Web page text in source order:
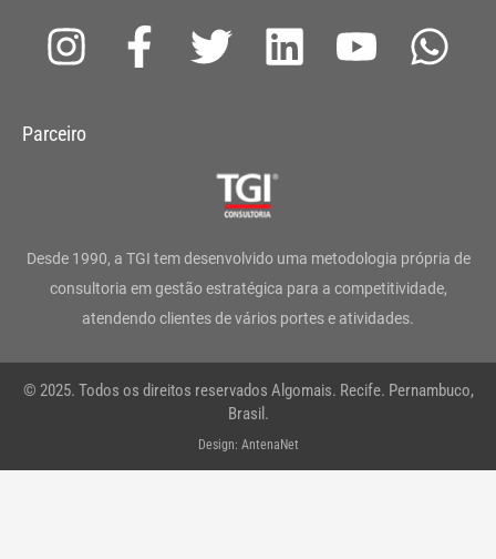
I
s
g
r
a
m
F
a
o
o
k
-
T
t
e
r
L
d
i
n
Y
b
e
W
a
p
Parceiro
Desde 1990, a TGI tem desenvolvido uma metodologia própria de
consultoria em gestão estratégica para a competitividade,
atendendo clientes de vários portes e atividades.
© 2025. Todos os direitos reservados Algomais. Recife. Pernambuco,
Brasil.
Design: AntenaNet